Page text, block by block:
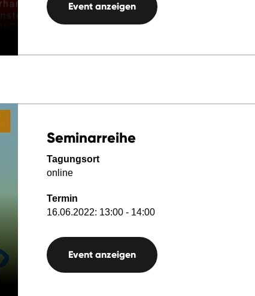
Event anzeigen
Seminarreihe
Tagungsort
online
Termin
16.06.2022: 13:00 - 14:00
Event anzeigen